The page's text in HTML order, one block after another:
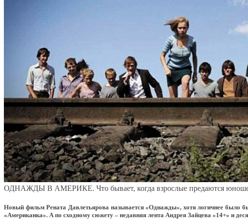
ОДНАЖДЫ В АМЕРИКЕ. Что бывает, когда взрослые предаются
Новый фильм Рената Давлетьярова называется «Однажды», хотя логичнее было
«Американка». А по сходному сюжету – недавняя лента Андрея Зайцева «14+» и